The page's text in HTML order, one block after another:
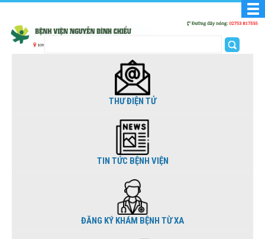
THƯ ĐIỆN TỬ
TIN TỨC BỆNH VIỆN
ĐĂNG KÝ KHÁM BỆNH TỪ XA